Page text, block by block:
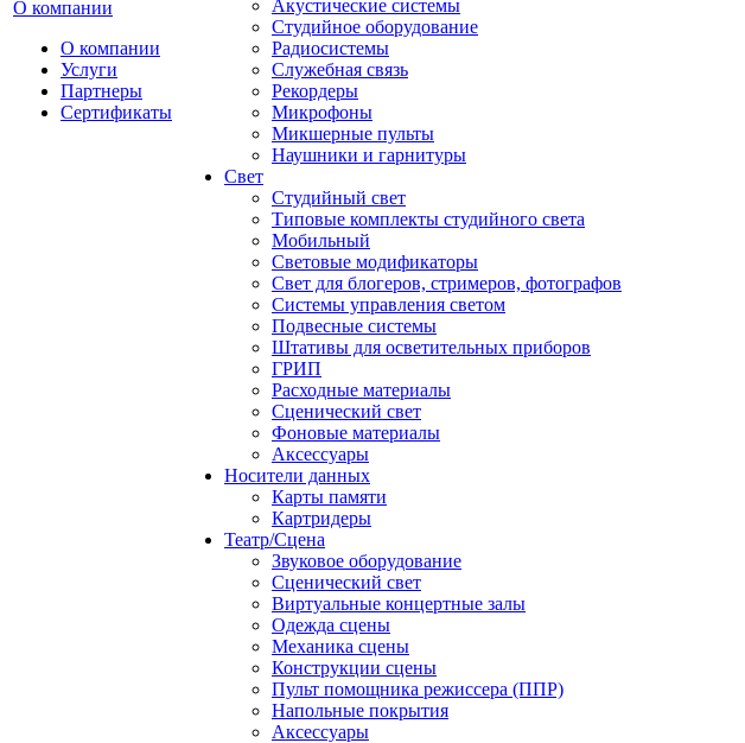
О компании
О компании
Услуги
Партнеры
Сертификаты
Акустические системы
Студийное оборудование
Радиосистемы
Служебная связь
Рекордеры
Микрофоны
Микшерные пульты
Наушники и гарнитуры
Свет
Студийный свет
Типовые комплекты студийного света
Мобильный
Световые модификаторы
Свет для блогеров, стримеров, фотографов
Системы управления светом
Подвесные системы
Штативы для осветительных приборов
ГРИП
Расходные материалы
Сценический свет
Фоновые материалы
Аксессуары
Носители данных
Карты памяти
Картридеры
Театр/Сцена
Звуковое оборудование
Сценический свет
Виртуальные концертные залы
Одежда сцены
Механика сцены
Конструкции сцены
Пульт помощника режиссера (ППР)
Напольные покрытия
Аксессуары